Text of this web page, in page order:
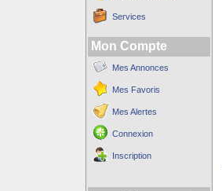
Services
Mon Compte
Mes Annonces
Mes Favoris
Mes Alertes
Connexion
Inscription